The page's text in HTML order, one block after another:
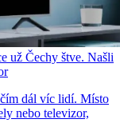
už Čechy štve. Našli
dál víc lidí. Místo
nebo televizor,